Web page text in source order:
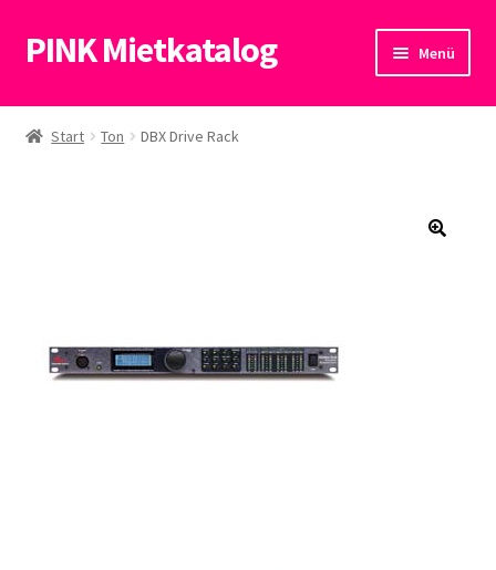
Zur
Navigation
Zum
Inhalt
PINK Mietkatalog Menü
Start
Start Ton DBX Drive Rack